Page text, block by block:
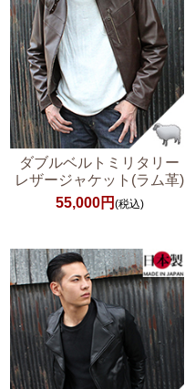
ダブルベルトミリタリー
レザージャケット(ラム革)
55,000円 (税込)